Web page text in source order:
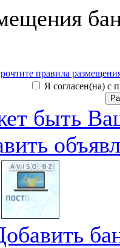
правила
Я согласен(на) с
быть